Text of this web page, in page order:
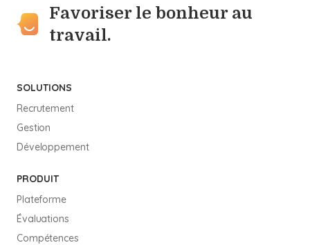
Favoriser le bonheur au
travail.
SOLUTIONS
Recrutement
Gestion
Développement
PRODUIT
Plateforme
Évaluations
Compétences